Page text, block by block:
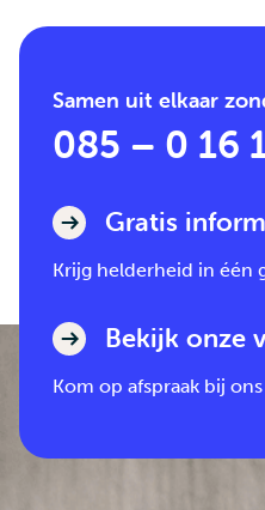
Samen uit elkaar
085 – 0 16
Gratis
Krijg helderheid in één
Bekijk onze
Kom op afspraak bij